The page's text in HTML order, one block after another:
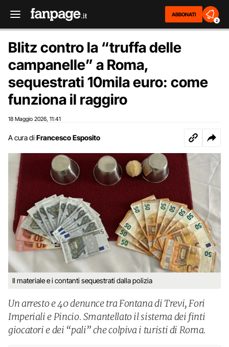
ABBONATI
2
Blitz contro la “truffa delle
campanelle” a Roma,
sequestrati 10mila euro: come
funziona il raggiro
18 Maggio 2026 11:41
A cura di Francesco Esposito
Il materiale e i contanti sequestrati dalla polizia
Un arresto e 40 denunce tra Fontana di Trevi, Fori
Imperiali e Pincio. Smantellato il sistema dei finti
giocatori e dei “pali” che colpiva i turisti di Roma.